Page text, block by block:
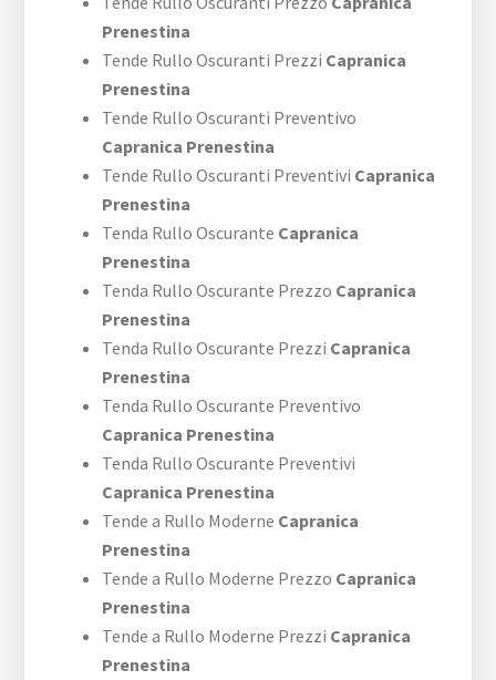
Prenestina
Tende Rullo Oscuranti Prezzi Capranica
Prenestina
Tende Rullo Oscuranti Preventivo
Capranica Prenestina
Tende Rullo Oscuranti Preventivi Capranica
Prenestina
Tenda Rullo Oscurante Capranica
Prenestina
Tenda Rullo Oscurante Prezzo Capranica
Prenestina
Tenda Rullo Oscurante Prezzi Capranica
Prenestina
Tenda Rullo Oscurante Preventivo
Capranica Prenestina
Tenda Rullo Oscurante Preventivi
Capranica Prenestina
Tende a Rullo Moderne Capranica
Prenestina
Tende a Rullo Moderne Prezzo Capranica
Prenestina
Tende a Rullo Moderne Prezzi Capranica
Prenestina